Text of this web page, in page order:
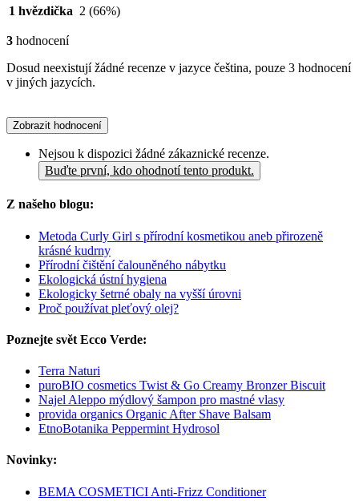
1 hvězdička 2 (66%)
3 hodnocení
Dosud neexistují žádné recenze v jazyce čeština, pouze 3 hodnocení
v jiných jazycích.
Zobrazit hodnocení
Nejsou k dispozici žádné zákaznické recenze.
Buďte první, kdo ohodnotí tento produkt.
Z našeho blogu:
Metoda Curly Girl s přírodní kosmetikou aneb přirozeně
krásné kudrny
Přírodní čištění čalouněného nábytku
Ekologická ústní hygiena
Ekologicky šetrné obaly na vyšší úrovni
Proč používat pleťový olej?
Poznejte svět Ecco Verde:
Terra Naturi
puroBIO cosmetics Twist & Go Creamy Bronzer Biscuit
Najel Aleppo mýdlový šampon pro mastné vlasy
provida organics Organic After Shave Balsam
EtnoBotanika Peppermint Hydrosol
Novinky:
BEMA COSMETICI Anti-Frizz Conditioner